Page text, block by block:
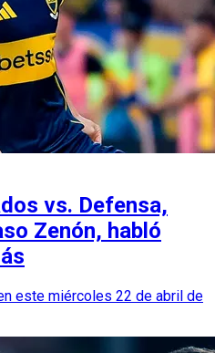
vs. Defensa,
Zenón, habló
este miércoles 22 de abril de